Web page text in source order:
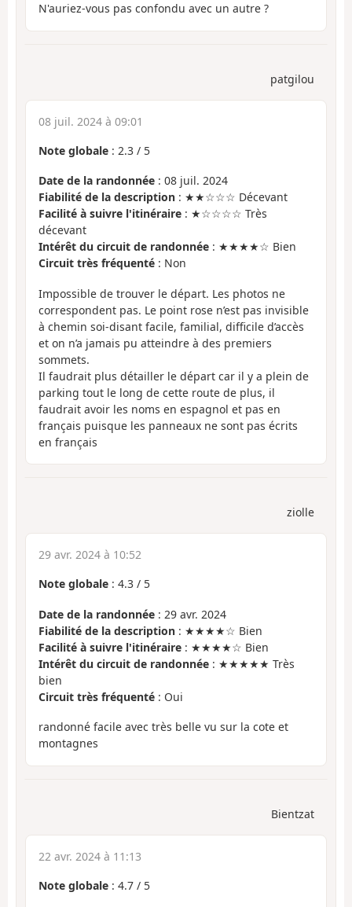
N'auriez-vous pas confondu avec un autre ?
patgilou
08 juil. 2024 à 09:01
Note globale : 2.3 / 5
Date de la randonnée : 08 juil. 2024
Fiabilité de la description : ★★☆☆☆ Décevant
Facilité à suivre l'itinéraire : ★☆☆☆☆ Très
décevant
Intérêt du circuit de randonnée : ★★★★☆ Bien
Circuit très fréquenté : Non
Impossible de trouver le départ. Les photos ne
correspondent pas. Le point rose n’est pas invisible
à chemin soi-disant facile, familial, difficile d’accès
et on n’a jamais pu atteindre à des premiers
sommets.
Il faudrait plus détailler le départ car il y a plein de
parking tout le long de cette route de plus, il
faudrait avoir les noms en espagnol et pas en
français puisque les panneaux ne sont pas écrits
en français
ziolle
29 avr. 2024 à 10:52
Note globale : 4.3 / 5
Date de la randonnée : 29 avr. 2024
Fiabilité de la description : ★★★★☆ Bien
Facilité à suivre l'itinéraire : ★★★★☆ Bien
Intérêt du circuit de randonnée : ★★★★★ Très
bien
Circuit très fréquenté : Oui
randonné facile avec très belle vu sur la cote et
montagnes
Bientzat
22 avr. 2024 à 11:13
Note globale : 4.7 / 5